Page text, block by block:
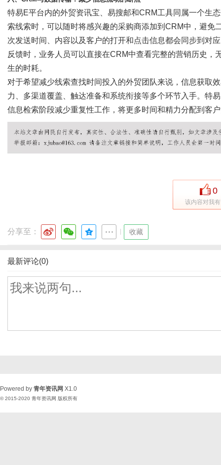
特易E平台内的外贸资讯宝、易搜邮和CRM工具同属一个生
索线索时，可以随时将感兴趣的采购商添加到CRM中，避免
次发送时间、内容以及客户的打开和点击信息都会同步到对
反馈时，业务人员可以直接在CRM中查看完整的营销历史
生的时耗。
对于希望减少线索查找时间投入的外贸团队来说，信息获取
力、多渠道覆盖、触达准备和系统衔接等多个环节入手。特
信息检索阶段减少重复性工作，将更多时间和精力分配到客
0
该内容对我
分享至： 收藏
最新评论(0)
Powered by 青年资讯网 X1.0
© 2015-2020 青年资讯网 版权所有